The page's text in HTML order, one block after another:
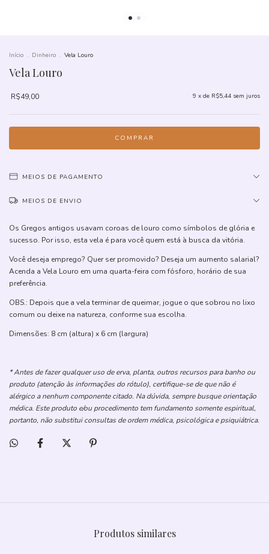
Início . Dinheiro . Vela Louro
Vela Louro
R$49,00 9 x de R$5,44 sem juros
MEIOS DE PAGAMENTO
MEIOS DE ENVIO
Os Gregos antigos usavam coroas de louro como símbolos de glória e
sucesso. Por isso, esta vela é para você quem está à busca da vitória.
Você deseja emprego? Quer ser promovido? Deseja um aumento salarial?
Acenda a Vela Louro em uma quarta-feira com fósforo, horário de sua
preferência.
OBS.: Depois que a vela terminar de queimar, jogue o que sobrou no lixo
comum ou deixe na natureza, conforme sua escolha.
Dimensões: 8 cm (altura) x 6 cm (largura)
* Antes de fazer qualquer uso de erva, planta, outros recursos para banho ou
produto (atenção às informações do rótulo), certifique-se de que não é
alérgico a nenhum componente citado. Na dúvida, sempre busque orientação
médica. Este produto e/ou procedimento tem fundamento somente espiritual,
portanto, não substitui consultas de ordem médica, psicológica e psiquiátrica.
Produtos similares